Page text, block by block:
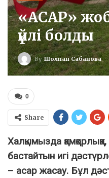
«АСАР»
үйлі болды
ByШолпан Сабанова
0
Share
Халқымызда
бастайтын игі
– асар жасау. Бұл